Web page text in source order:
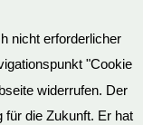
nicht erforderlicher
"Cookie
widerrufen. Der
für die Zukunft. Er hat